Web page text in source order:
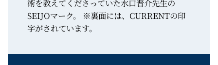
術を教えてくださっていた水口晋介先生の
SEIJOマーク。 ※裏面には、CURRENTの印
字がされています。